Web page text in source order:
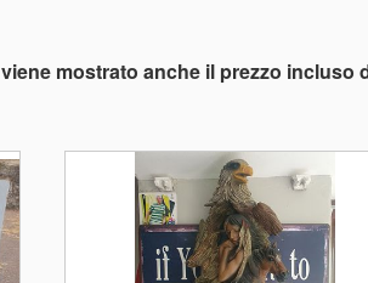
mostrato anche il prezzo incluso